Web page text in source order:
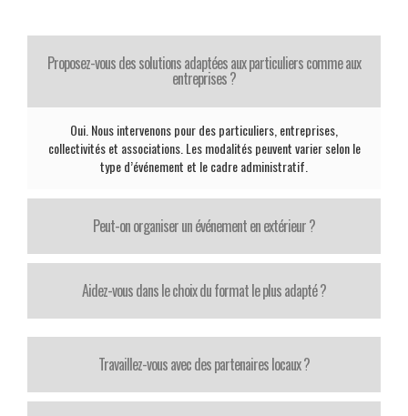
Proposez-vous des solutions adaptées aux particuliers comme aux
entreprises ?
Oui. Nous intervenons pour des particuliers, entreprises,
collectivités et associations. Les modalités peuvent varier selon le
type d’événement et le cadre administratif.
Peut-on organiser un événement en extérieur ?
Aidez-vous dans le choix du format le plus adapté ?
Travaillez-vous avec des partenaires locaux ?